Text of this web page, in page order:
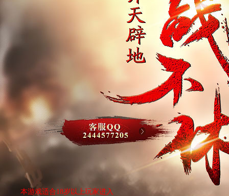
本游戏适合18岁以上玩家进入